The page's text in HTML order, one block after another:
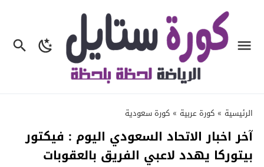
الرئيسية » كورة عربية » كورة سعودية
آخر اخبار الاتحاد السعودي اليوم : فيكتور
بيتوركا يهدد لاعبي الفريق بالعقوبات